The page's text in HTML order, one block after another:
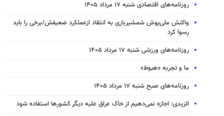
روزنامه‌های اقتصادی شنبه ۱۷ مرداد ۱۴۰۵
واکنش ملی‌پوش شمشیربازی به انتقاد ازعملکرد ضعیفش/برخی را باید
رسوا کرد
روزنامه‌های ورزشی شنبه ۱۷ مرداد ۱۴۰۵
ما و تجربه «هبوط»
روزنامه‌های صبح شنبه ۱۷ مرداد ۱۴۰۵
الزیدی: اجازه نمی‌دهیم از خاک عراق علیه دیگر کشورها استفاده شود